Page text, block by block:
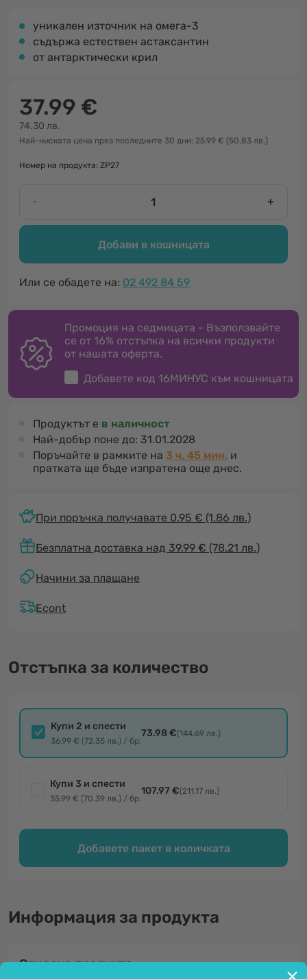
уникален източник на омега-3
съдържа естествен астаксантин
от антарктически крил
37.99 €
74.30 лв.
Най-ниската цена през последните 30 дни: 25.99 € (50.83 лв.)
Номер на продукта: ZP27
- +
Добави в кошницата
Или се обадете на: 02 492 84 59
Промоция на седмицата - Възползвайте
се от 16% отстъпка на всички продукти
от нашата оферта.
Добавете код 16МИНУС към кошницата
Продуктът е в наличност
Най-добър поне до: 31.01.2028
Поръчайте в рамките на 3 ч. 45 мин. и
пратката ще бъде изпратена още днес.
При поръчка получавате 0.95 € (1.86 лв.)
Безплатна доставка над 39.99 € (78.21 лв.)
Начини за плащане
Econt
Отстъпка за количество
Купи 2 и спести
36.99 € (72.35 лв.) / бр.
73.98 €(144.69 лв.)
Купи 3 и спести
35.99 € (70.39 лв.) / бр.
107.97 €(211.17 лв.)
Добавете пакет в количката
Информация за продукта
Относно продукта